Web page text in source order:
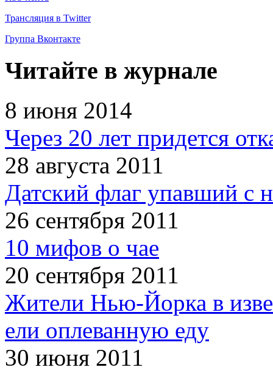
Трансляция в Twitter
Группа Вконтакте
Читайте в журнале
8 июня 2014
Через 20 лет придется
28 августа 2011
Датский флаг упавший с
26 сентября 2011
10 мифов о чае
20 сентября 2011
Жители Нью-Йорка в
ели оплеванную еду
30 июня 2011